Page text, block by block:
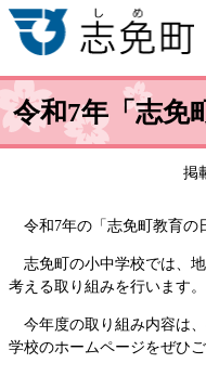
令和7年「志免
掲
令和7年の「志免町教育の
志免町の小中学校では、
考える取り組みを行います。
今年度の取り組み内容は
学校のホームページをぜひご